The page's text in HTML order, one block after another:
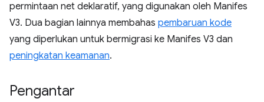
permintaan net deklaratif, yang digunakan oleh Manifes
V3. Dua bagian lainnya membahas pembaruan kode
yang diperlukan untuk bermigrasi ke Manifes V3 dan
peningkatan keamanan.
Pengantar